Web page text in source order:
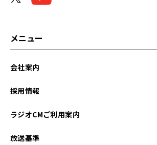
メニュー
会社案内
採用情報
ラジオCMご利用案内
放送基準